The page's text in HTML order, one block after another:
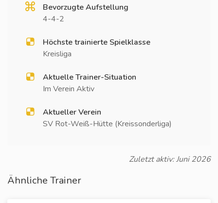
Bevorzugte Aufstellung
4-4-2
Höchste trainierte Spielklasse
Kreisliga
Aktuelle Trainer-Situation
Im Verein Aktiv
Aktueller Verein
SV Rot-Weiß-Hütte (Kreissonderliga)
Zuletzt aktiv: Juni 2026
Ähnliche Trainer